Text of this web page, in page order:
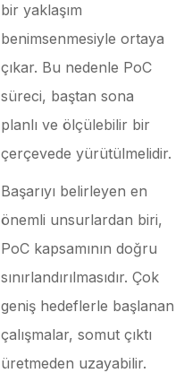
bir yaklaşım
benimsenmesiyle ortaya
çıkar. Bu nedenle PoC
süreci, baştan sona
planlı ve ölçülebilir bir
çerçevede yürütülmelidir.
Başarıyı belirleyen en
önemli unsurlardan biri,
PoC kapsamının doğru
sınırlandırılmasıdır. Çok
geniş hedeflerle başlanan
çalışmalar, somut çıktı
üretmeden uzayabilir.